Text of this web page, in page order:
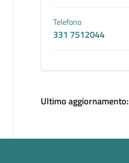
Telefono
331 7512044
Ultimo aggiornamento: